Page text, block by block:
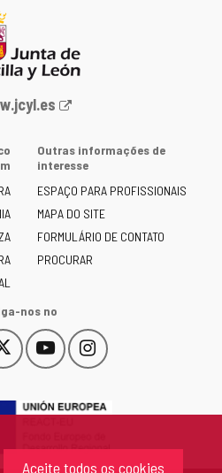
Aceite todos os cookies
m
Outras informações de
interesse
ESPAÇO PARA PROFISSIONAIS
MAPA DO SITE
FORMULÁRIO DE CONTATO
PROCURAR
nos no
Este
enlace
abrirá
ventana
YouTube
Este
enlace
abrirá
ventana
Instagram
Este
enlace
abrirá